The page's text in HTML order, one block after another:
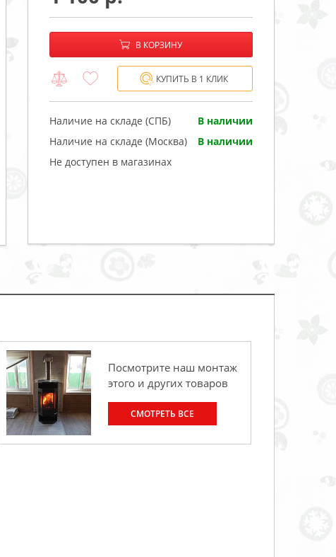
−
В КОРЗИНУ
КУПИТЬ В 1 КЛИК
Наличие на складе (СПБ)
В наличии
Наличие на складе (Москва)
В наличии
Не доступен в магазинах
Посмотрите наш монтаж
этого и других товаров
СМОТРЕТЬ ВСЕ